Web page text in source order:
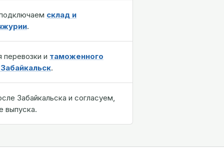
склад и
.
и таможенного
.
Забайкальска и согласуем,
выпуска.